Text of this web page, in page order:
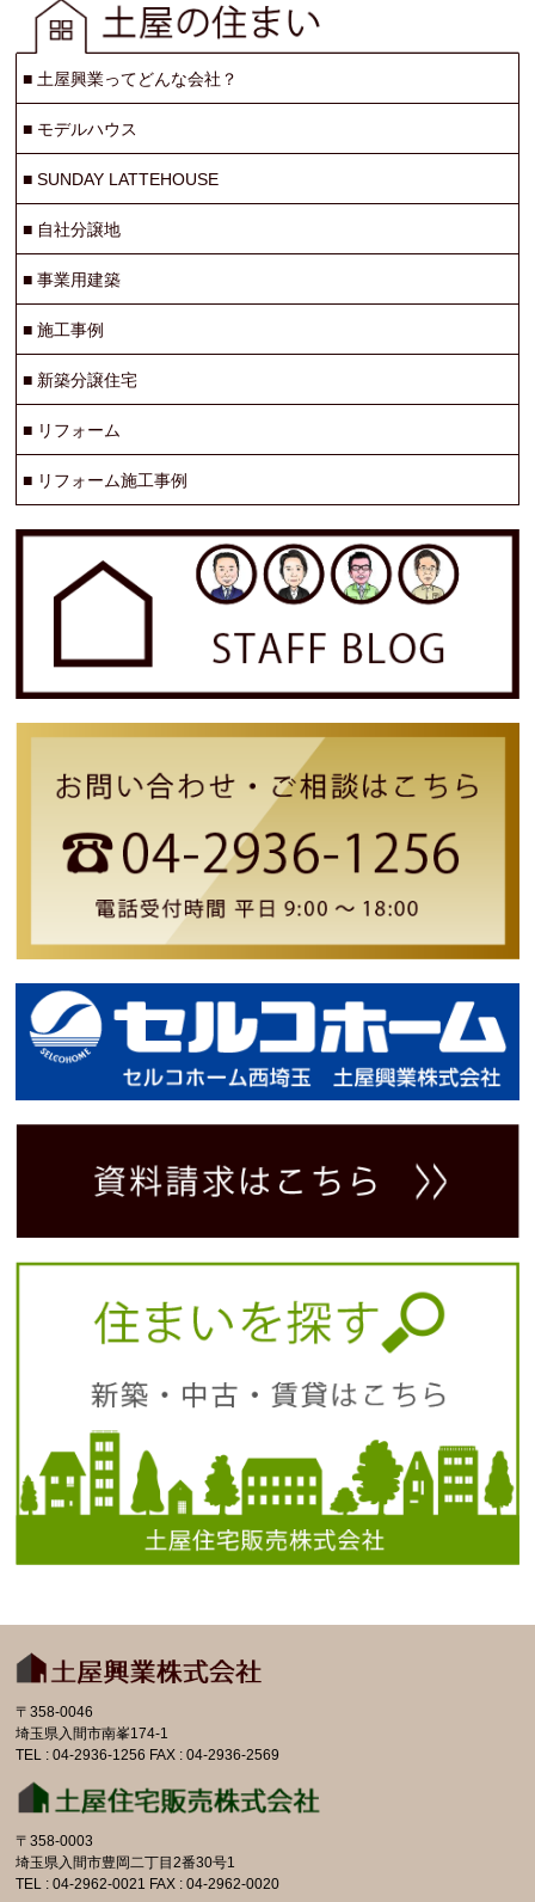
■ 土屋興業ってどんな会社？
■ モデルハウス
■SUNDAY LATTEHOUSE
■ 自社分譲地
■事業用建築
■施工事例
■ 新築分譲住宅
■ リフォーム
■ リフォーム施工事例
〒358-0046
埼玉県入間市南峯174-1
TEL : 04-2936-1256 FAX : 04-2936-2569
〒358-0003
埼玉県入間市豊岡二丁目2番30号1
TEL : 04-2962-0021 FAX : 04-2962-0020